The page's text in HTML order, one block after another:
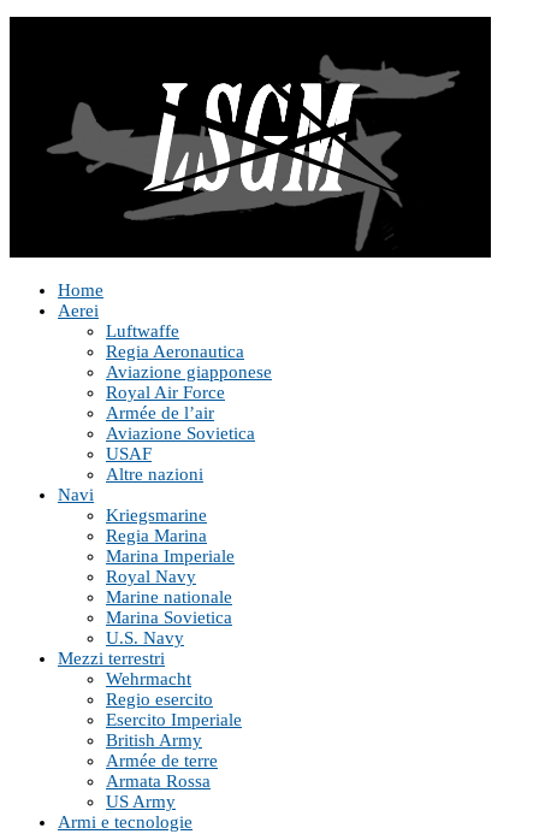
Home
Aerei
Luftwaffe
Regia Aeronautica
Aviazione giapponese
Royal Air Force
Armée de l’air
Aviazione Sovietica
USAF
Altre nazioni
Navi
Kriegsmarine
Regia Marina
Marina Imperiale
Royal Navy
Marine nationale
Marina Sovietica
U.S. Navy
Mezzi terrestri
Wehrmacht
Regio esercito
Esercito Imperiale
British Army
Armée de terre
Armata Rossa
US Army
Armi e tecnologie